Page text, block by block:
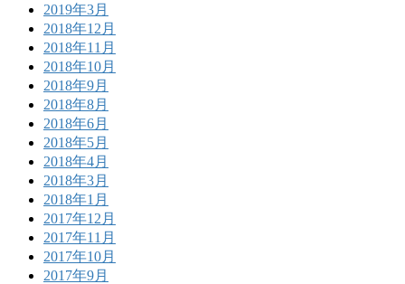
2019年3月
2018年12月
2018年11月
2018年10月
2018年9月
2018年8月
2018年6月
2018年5月
2018年4月
2018年3月
2018年1月
2017年12月
2017年11月
2017年10月
2017年9月